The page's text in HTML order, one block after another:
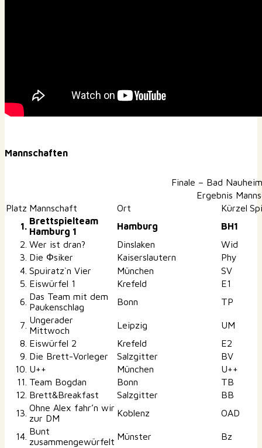
Mannschaften
Finale – Bad
Ergebnis
Platz Mannschaft Ort Kürzel
1. Brettspielteam
Hamburg 1
Hamburg
BH1
2. Wer ist dran? Dinslaken
Wid
3. Die Φsiker Kaiserslautern
Phy
4. Spuiratz`n Vier München
SV
5. Eiswürfel 1 Krefeld
E1
6. Das Team mit dem
Paukenschlag
Bonn TP
7. Ungerader
Mittwoch
Leipzig
UM
8. Eiswürfel 2 Krefeld
E2
9. Die Brett-Vorleger Salzgitter
BV
10. U++ München
U++
11. Team Bogdan Bonn
TB
12. Brett&Breakfast Salzgitter
BB
13. Ohne Alex fahr’n wir
zur DM
Koblenz OAD
14. Bunt
zusammengewürfelt Münster Bz